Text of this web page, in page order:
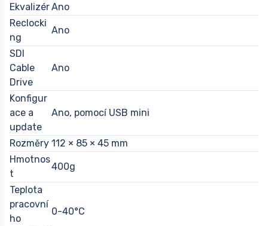
EkvalizérAno
Reclocki
ng
Ano
SDI
Cable
Drive
Ano
Konfigur
ace a
update
Ano, pomocí USB mini
Rozměry 112 × 85 × 45 mm
Hmotnos
t
400g
Teplota
pracovní
ho
0-40°C